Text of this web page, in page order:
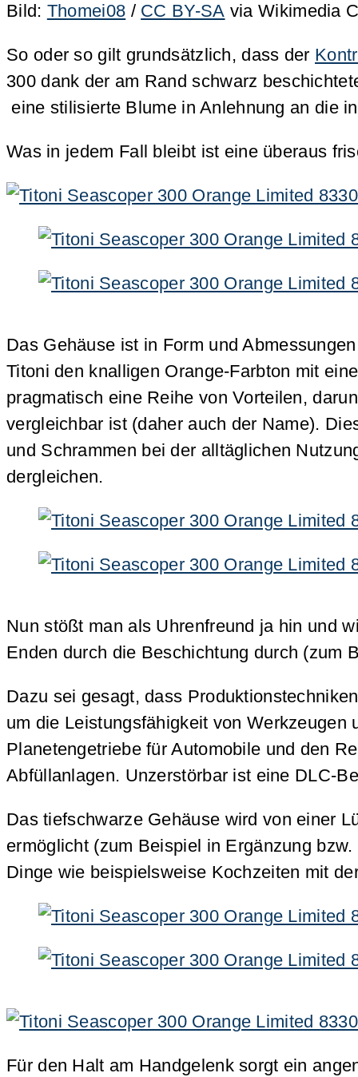
Bild: Thomei08 / CC BY-SA via Wikimedia
So oder so gilt grundsätzlich, dass der
300 dank der am Rand schwarz
eine stilisierte Blume in Anlehnung an die
Was in jedem Fall bleibt ist eine überaus
Das Gehäuse ist in Form und
Titoni den knalligen Orange-Farbton mit
pragmatisch eine Reihe von Vorteilen,
vergleichbar ist (daher auch der Name).
und Schrammen bei der alltäglichen
dergleichen.
Nun stößt man als Uhrenfreund ja hin und
Enden durch die Beschichtung durch (zum
Dazu sei gesagt, dass
um die Leistungsfähigkeit von
Planetengetriebe für Automobile und den
Abfüllanlagen. Unzerstörbar ist eine DLC-
Das tiefschwarze Gehäuse wird von einer
ermöglicht (zum Beispiel in Ergänzung
Dinge wie beispielsweise Kochzeiten mit
Für den Halt am Handgelenk sorgt ein